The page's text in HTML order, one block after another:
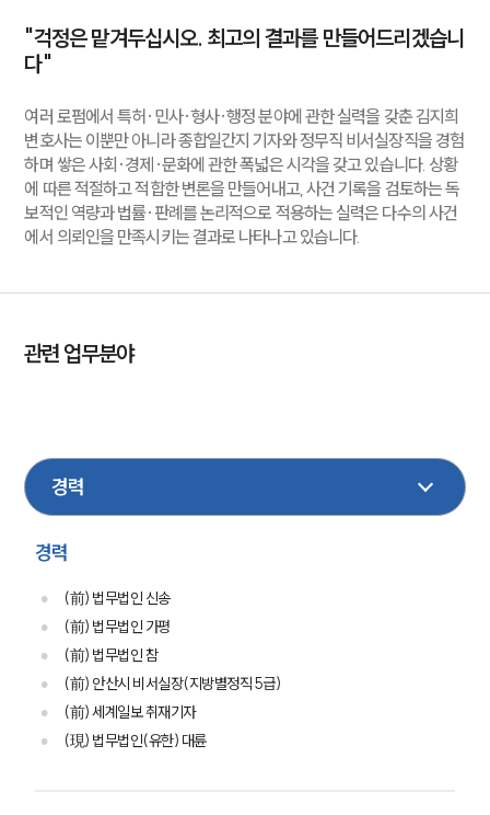
"걱정은 맡겨두십시오. 최고의 결과를 만들어드리겠습니
다"
여러 로펌에서 특허·민사·형사·행정 분야에 관한 실력을 갖춘 김지희
변호사는 이뿐만 아니라 종합일간지 기자와 정무직 비서실장직을 경험
하며 쌓은 사회·경제·문화에 관한 폭넓은 시각을 갖고 있습니다. 상황
에 따른 적절하고 적합한 변론을 만들어내고, 사건 기록을 검토하는 독
보적인 역량과 법률·판례를 논리적으로 적용하는 실력은 다수의 사건
에서 의뢰인을 만족시키는 결과로 나타나고 있습니다.
관련 업무분야
경력
(前) 법무법인 신송
(前) 법무법인 가평
(前) 법무법인 참
(前) 안산시 비서실장(지방별정직 5급)
(前) 세계일보 취재기자
(現) 법무법인(유한) 대륜